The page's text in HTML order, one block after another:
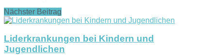
Nächster Beitrag
Liderkrankungen bei Kindern und
Jugendlichen